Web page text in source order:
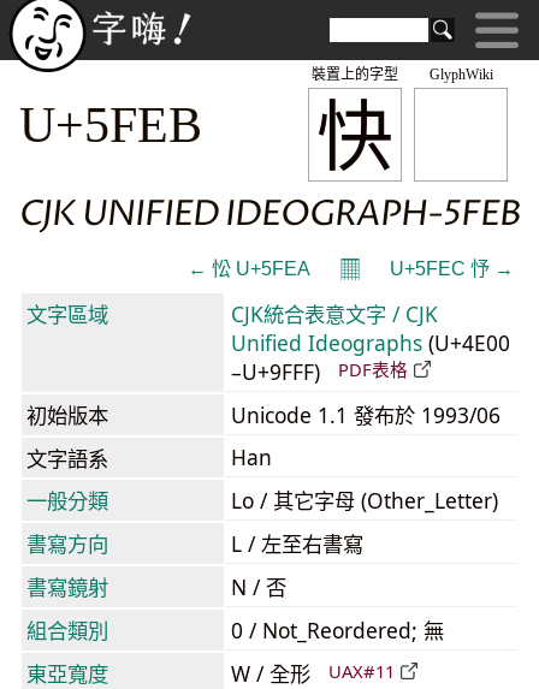
GlyphWiki
快
裝置上的字型
U+5FEB
CJK UNIFIED IDEOGRAPH-5FEB
← 忪 U+5FEA 𝄜 U+5FEC 忬 →
文字區域
CJK統合表意文字 / CJK
Unified Ideographs (U+4E00
–U+9FFF)
PDF表格
初始版本
Unicode 1.1 發布於 1993/06
文字語系
Han
一般分類
Lo / 其它字母 (Other_Letter)
書寫方向
L / 左至右書寫
書寫鏡射
N / 否
組合類別
0 / Not_Reordered; 無
東亞寬度
W / 全形 UAX#11